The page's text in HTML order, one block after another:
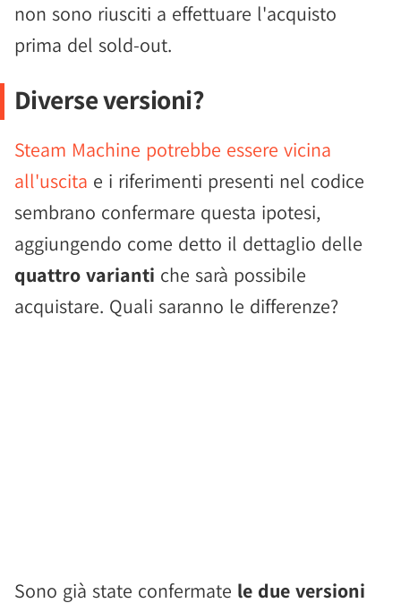
non sono riusciti a effettuare l'acquisto
prima del sold-out.
Diverse versioni?
Steam Machine potrebbe essere vicina
all'uscita e i riferimenti presenti nel codice
sembrano confermare questa ipotesi,
aggiungendo come detto il dettaglio delle
quattro varianti che sarà possibile
acquistare. Quali saranno le differenze?
Sono già state confermate le due versioni